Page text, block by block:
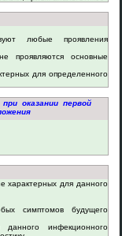
любые проявления
проявляются основные
для определенного
оказании первой
характерных для данного
симптомов будущего
инфекционного